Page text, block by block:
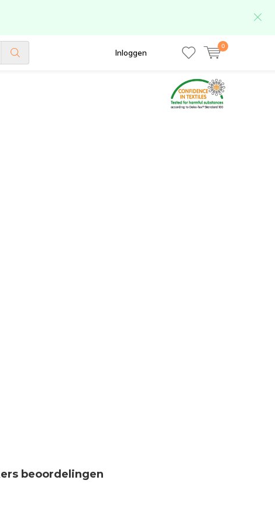
Inloggen
0
beoordelingen